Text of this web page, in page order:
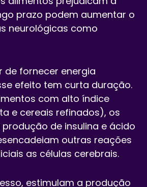
prazo podem aumentar o
neurológicas como
de fornecer energia
efeito tem curta duração.
com alto índice
e cereais refinados), os
de insulina e ácido
outras reações
as células cerebrais.
estimulam a produção